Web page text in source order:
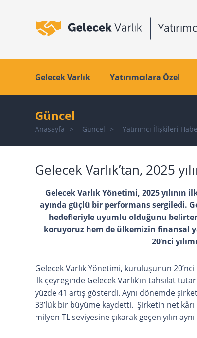
Gelecek Varlık Yatırımcılara Özel
Güncel
Anasayfa Güncel Yatırımcı İlişkileri
Gelecek Varlık’tan, 2025
Gelecek Varlık Yönetimi, 2025 yılının
ayında güçlü bir performans sergiledi.
hedefleriyle uyumlu olduğunu
koruyoruz hem de ülkemizin finansal
20’nci
Gelecek Varlık Yönetimi, kuruluşunun 20’nci
ilk çeyreğinde Gelecek Varlık’ın tahsilat
yüzde 41 artış gösterdi. Aynı dönemde
33’lük bir büyüme kaydetti. Şirketin net kârı
milyon TL seviyesine çıkarak geçen yılın